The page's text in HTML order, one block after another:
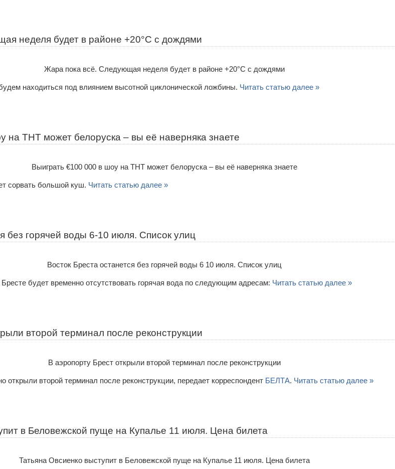
неделя будет в районе +20°C с дождями
находиться под влиянием высотной циклонической ложбины. Читать статью далее »
на ТНТ может белоруска – вы её наверняка знаете
сорвать большой куш. Читать статью далее »
без горячей воды 6-10 июля. Список улиц
будет временно отсутствовать горячая вода по следующим адресам: Читать статью далее »
второй терминал после реконструкции
открыли второй терминал после реконструкции, передает корреспондент БЕЛТА. Читать статью далее »
в Беловежской пуще на Купалье 11 июля. Цена билета